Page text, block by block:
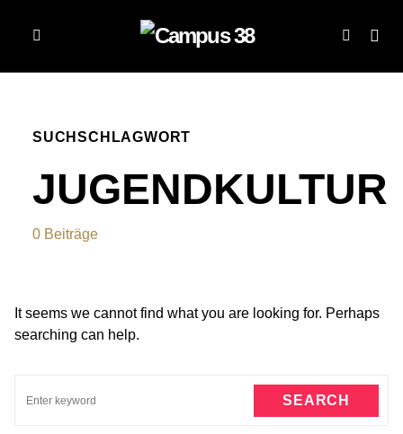
SUCHSCHLAGWORT
JUGENDKULTUR
0 Beiträge
It seems we cannot find what you are looking for. Perhaps
searching can help.
SEARCH